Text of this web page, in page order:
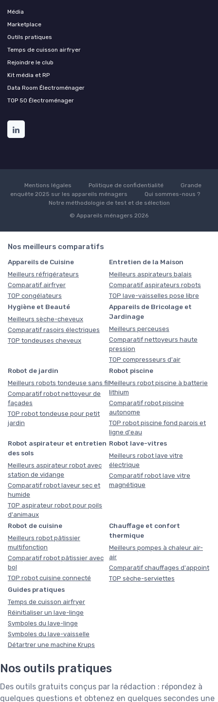
Média
Marketplace
Outils pratiques
Temps de cuisson airfryer
Rejoindre le club
Kit média et RP
Data Room Électroménager
TOP 50 Électroménager
Mentions légales Politique de confidentialité
Grande
enquête 2025 sur les appareils ménagers
Qui sommes-nous ?
Notre méthodologie de test et de sélection
© Appareils ménagers 2026
Nos meilleurs comparatifs
Appareils de Cuisine
Meilleurs réfrigérateurs
Comparatif airfryer
TOP congélateurs
Entretien de la Maison
Meilleurs aspirateurs balais
Comparatif aspirateurs robots
TOP lave-vaisselles pose libre
Hygiène et Beauté
Meilleurs sèche-cheveux
Comparatif rasoirs électriques
TOP tondeuses cheveux
Appareils de Bricolage et
Jardinage
Meilleurs perceuses
Comparatif nettoyeurs haute
pression
TOP compresseurs d'air
Robot de jardin
Meilleurs robots tondeuse sans fil
Comparatif robot nettoyeur de
façades
TOP robot tondeuse pour petit
jardin
Robot piscine
Meilleurs robot piscine à batterie
lithium
Comparatif robot piscine
autonome
TOP robot piscine fond parois et
ligne d'eau
Robot aspirateur et entretien
des sols
Meilleurs aspirateur robot avec
station de vidange
Comparatif robot laveur sec et
humide
TOP aspirateur robot pour poils
d'animaux
Robot lave-vitres
Meilleurs robot lave vitre
électrique
Comparatif robot lave vitre
magnétique
Robot de cuisine
Meilleurs robot pâtissier
multifonction
Comparatif robot pâtissier avec
bol
TOP robot cuisine connecté
Chauffage et confort
thermique
Meilleurs pompes à chaleur air-
air
Comparatif chauffages d'appoint
TOP sèche-serviettes
Guides pratiques
Temps de cuisson airfryer
Réinitialiser un lave-linge
Symboles du lave-linge
Symboles du lave-vaisselle
Détartrer une machine Krups
Nos outils pratiques
Des outils gratuits conçus par la rédaction : répondez à
quelques questions et obtenez en quelques secondes une